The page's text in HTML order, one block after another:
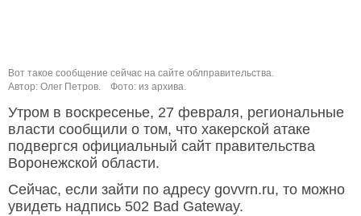
Вот такое сообщение сейчас на сайте облправительства.
Автор: Олег Петров.
Фото: из архива.
Утром в воскресенье, 27 февраля, региональные
власти сообщили о том, что хакерской атаке
подвергся официальный сайт правительства
Воронежской области.
Сейчас, если зайти по адресу govvrn.ru, то можно
увидеть надпись 502 Bad Gateway.